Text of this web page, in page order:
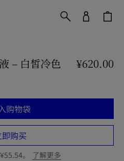
– 白皙冷色
¥620.00
购物袋
即购买
。 了解更多